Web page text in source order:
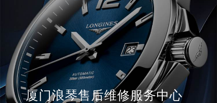
厦门浪琴售后维修服务中心